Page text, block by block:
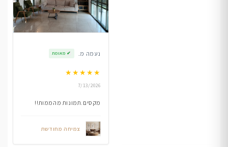
נעמה מ. ✔ מאומת
★★★★★
7/13/2026
מקסים.תמונות מהממות!!
צמיחה מחודשת